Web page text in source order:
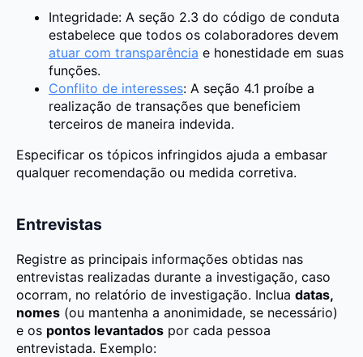
Integridade: A seção 2.3 do código de conduta
estabelece que todos os colaboradores devem
atuar com transparência e honestidade em suas
funções.
Conflito de interesses: A seção 4.1 proíbe a
realização de transações que beneficiem
terceiros de maneira indevida.
Especificar os tópicos infringidos ajuda a embasar
qualquer recomendação ou medida corretiva.
Entrevistas
Registre as principais informações obtidas nas
entrevistas realizadas durante a investigação, caso
ocorram, no relatório de investigação. Inclua datas,
nomes (ou mantenha a anonimidade, se necessário)
e os pontos levantados por cada pessoa
entrevistada. Exemplo: